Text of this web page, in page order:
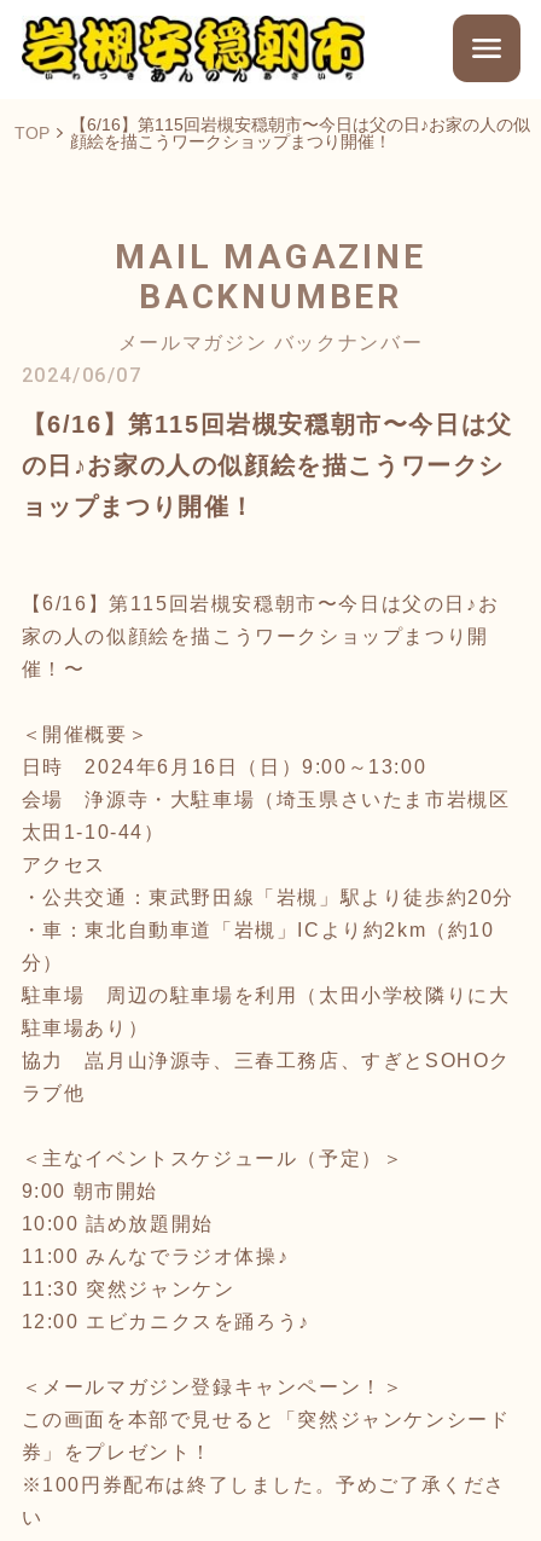
TOP
【6/16】第115回岩槻安穏朝市〜今日は父の日♪お家の人の似
顔絵を描こうワークショップまつり開催！
MAIL MAGAZINE
BACKNUMBER
メールマガジン バックナンバー
2024/06/07
【6/16】第115回岩槻安穏朝市〜今日は父
の日♪お家の人の似顔絵を描こうワークシ
ョップまつり開催！
【6/16】第115回岩槻安穏朝市〜今日は父の日♪お
家の人の似顔絵を描こうワークショップまつり開
催！〜
＜開催概要＞
日時 2024年6月16日（日）9:00～13:00
会場 浄源寺・大駐車場（埼玉県さいたま市岩槻区
太田1-10-44）
アクセス
・公共交通：東武野田線「岩槻」駅より徒歩約20分
・車：東北自動車道「岩槻」ICより約2km（約10
分）
駐車場 周辺の駐車場を利用（太田小学校隣りに大
駐車場あり）
協力 嵓月山浄源寺、三春工務店、すぎとSOHOク
ラブ他
＜主なイベントスケジュール（予定）＞
9:00 朝市開始
10:00 詰め放題開始
11:00 みんなでラジオ体操♪
11:30 突然ジャンケン
12:00 エビカニクスを踊ろう♪
＜メールマガジン登録キャンペーン！＞
この画面を本部で見せると「突然ジャンケンシード
券」をプレゼント！
※100円券配布は終了しました。予めご了承くださ
い